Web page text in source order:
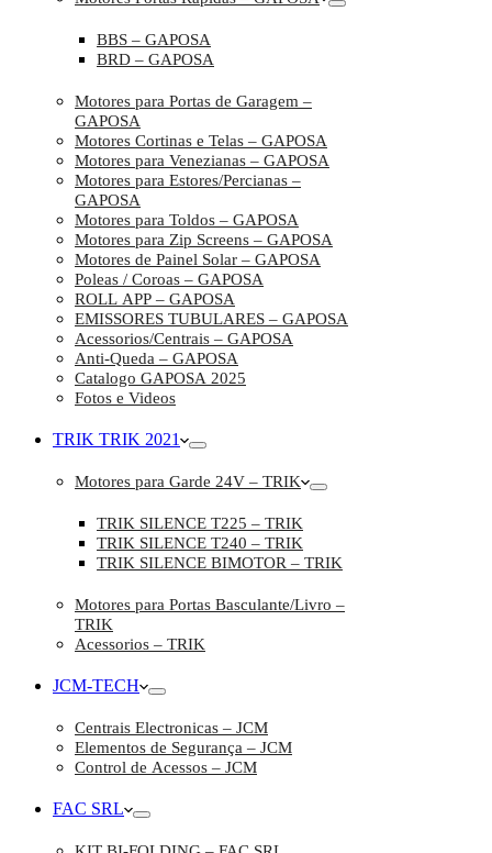
BBS – GAPOSA
BRD – GAPOSA
Motores para Portas de Garagem –
GAPOSA
Motores Cortinas e Telas – GAPOSA
Motores para Venezianas – GAPOSA
Motores para Estores/Percianas –
GAPOSA
Motores para Toldos – GAPOSA
Motores para Zip Screens – GAPOSA
Motores de Painel Solar – GAPOSA
Poleas / Coroas – GAPOSA
ROLL APP – GAPOSA
EMISSORES TUBULARES – GAPOSA
Acessorios/Centrais – GAPOSA
Anti-Queda – GAPOSA
Catalogo GAPOSA 2025
Fotos e Videos
TRIK TRIK 2021
Motores para Garde 24V – TRIK
TRIK SILENCE T225 – TRIK
TRIK SILENCE T240 – TRIK
TRIK SILENCE BIMOTOR – TRIK
Motores para Portas Basculante/Livro –
TRIK
Acessorios – TRIK
JCM-TECH
Centrais Electronicas – JCM
Elementos de Segurança – JCM
Control de Acessos – JCM
FAC SRL